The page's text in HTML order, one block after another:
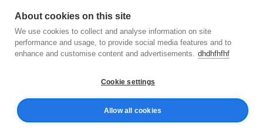
سياسة الخصوصية
About cookies on this site
We use cookies to collect and analyse information on site
performance and usage, to provide social media features and to
enhance and customise content and advertisements. dhdhfhfhf
Cookie settings
Allow all cookies